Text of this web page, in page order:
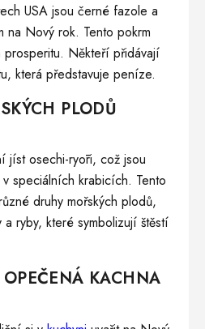
USA jsou černé fazole a
na Nový rok. Tento pokrm
prosperitu. Někteří přidávají
která představuje peníze.
PLODŮ
jíst osechi-ryōri, což jsou
speciálních krabicích. Tento
druhy mořských plodů,
ryby, které symbolizují štěstí
KACHNA